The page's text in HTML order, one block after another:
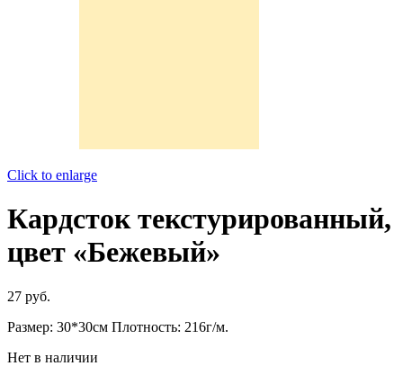
Click to enlarge
Кардсток текстурированный,
цвет «Бежевый»
27 руб.
Размер: 30*30см Плотность: 216г/м.
Нет в наличии